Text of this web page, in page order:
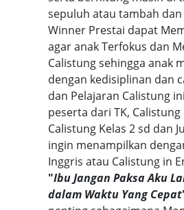
sepuluh atau tambah
Winner Prestai dapat
agar anak Terfokus dan
Calistung sehingga anak
dengan kedisiplinan dan
dan Pelajaran Calistung
peserta dari TK, Calistung
Calistung Kelas 2 sd dan
ingin menampilkan
Inggris atau Calistung in
"Ibu Jangan Paksa Aku
dalam Waktu Yang Cepat